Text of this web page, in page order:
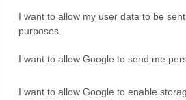
I want to allow my user data to be
purposes.
I want to allow Google to send me
I want to allow Google to enable